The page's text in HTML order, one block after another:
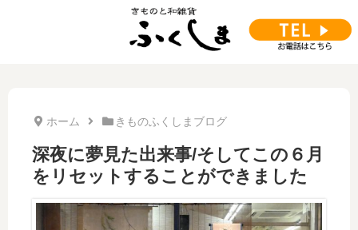
ホーム きものふくしまブログ
深夜に夢見た出来事/そしてこの６月
をリセットすることができました